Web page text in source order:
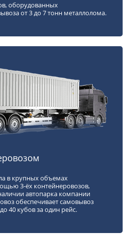
оборудованных
от 3 до 7 тонн металлолома.
в крупных объемах
3-ёх контейнеровозов,
автопарка компании
обеспечивает самовывоз
40 кубов за один рейс.